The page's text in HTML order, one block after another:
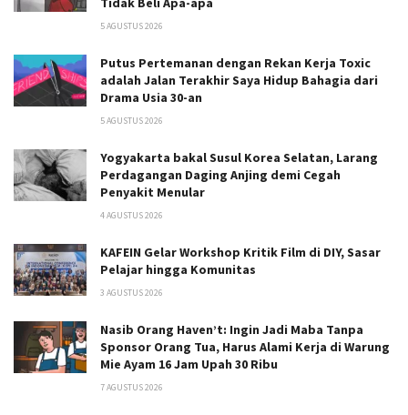
5 AGUSTUS 2026
Putus Pertemanan dengan Rekan Kerja Toxic
adalah Jalan Terakhir Saya Hidup Bahagia dari
Drama Usia 30-an
5 AGUSTUS 2026
Yogyakarta bakal Susul Korea Selatan, Larang
Perdagangan Daging Anjing demi Cegah
Penyakit Menular
4 AGUSTUS 2026
KAFEIN Gelar Workshop Kritik Film di DIY, Sasar
Pelajar hingga Komunitas
3 AGUSTUS 2026
Nasib Orang Haven’t: Ingin Jadi Maba Tanpa
Sponsor Orang Tua, Harus Alami Kerja di Warung
Mie Ayam 16 Jam Upah 30 Ribu
7 AGUSTUS 2026